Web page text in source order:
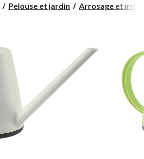
Pelouse et jardin Arrosage et